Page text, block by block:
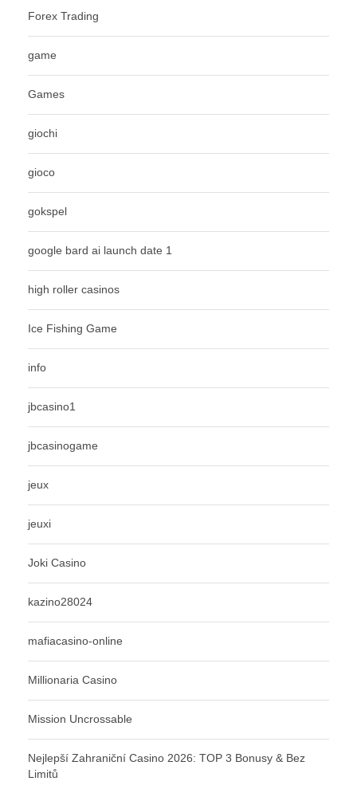
Forex Trading
game
Games
giochi
gioco
gokspel
google bard ai launch date 1
high roller casinos
Ice Fishing Game
info
jbcasino1
jbcasinogame
jeux
jeuxi
Joki Casino
kazino28024
mafiacasino-online
Millionaria Casino
Mission Uncrossable
Nejlepší Zahraniční Casino 2026: TOP 3 Bonusy & Bez
Limitů